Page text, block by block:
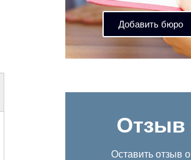
Добавить бюро
Отзыв
Оставить отзыв о